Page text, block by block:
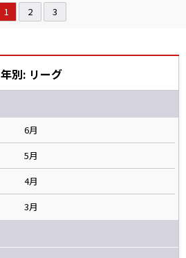
1 2 3
年別: リーグ
6月
5月
4月
3月